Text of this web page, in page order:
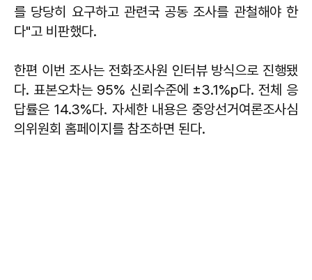
를 당당히 요구하고 관련국 공동 조사를 관철해야 한
다"고 비판했다.
한편 이번 조사는 전화조사원 인터뷰 방식으로 진행됐
다. 표본오차는 95% 신뢰수준에 ±3.1%p다. 전체 응
답률은 14.3%다. 자세한 내용은 중앙선거여론조사심
의위원회 홈페이지를 참조하면 된다.